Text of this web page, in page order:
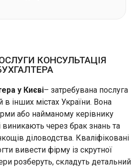
КОНСУЛЬТАЦІЯ
у Києві– затребувана послуга
в інших містах України. Вона
або найманому керівнику
виникають через брак знань та
діловодства. Кваліфіковані
вивести фірму із скрутної
розберуть, складуть детальний